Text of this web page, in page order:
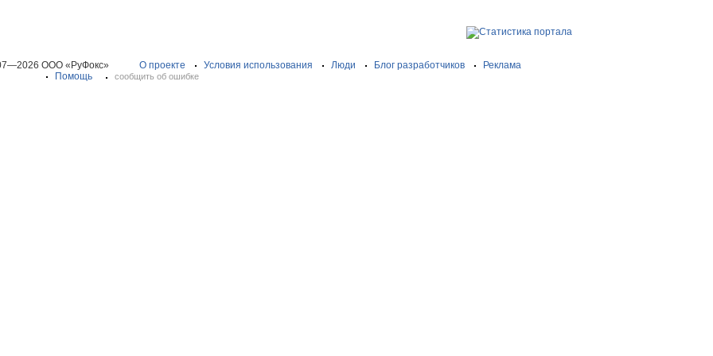
ООО «РуФокс» О проекте Условия использования Люди Блог разработчиков
Реклама
Помощь
сообщить об ошибке